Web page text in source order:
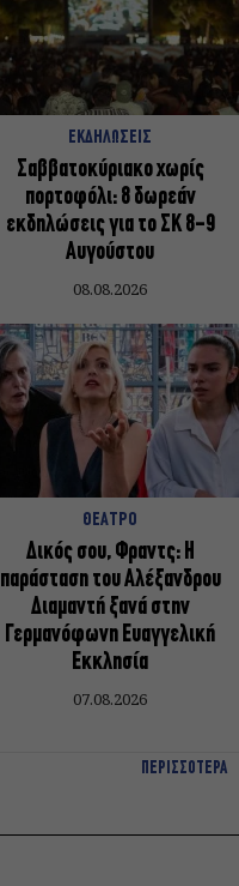
ΕΚΔΗΛΩΣΕΙΣ
Σαββατοκύριακο χωρίς
πορτοφόλι: 8 δωρεάν
εκδηλώσεις για το ΣΚ 8-9
Αυγούστου
08.08.2026
ΘΕΑΤΡΟ
Δικός σου, Φραντς: Η
παράσταση του Αλέξανδρου
Διαμαντή ξανά στην
Γερμανόφωνη Ευαγγελική
Εκκλησία
07.08.2026
ΠΕΡΙΣΣΟΤΕΡΑ